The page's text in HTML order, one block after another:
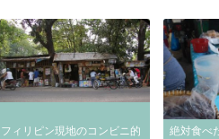
フィリピン現地のコンビニ的 絶対食べ